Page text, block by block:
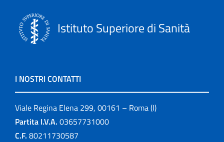
Istituto Superiore di Sanità
I NOSTRI CONTATTI
Viale Regina Elena 299, 00161 – Roma (I)
Partita I.V.A. 03657731000
C.F. 80211730587